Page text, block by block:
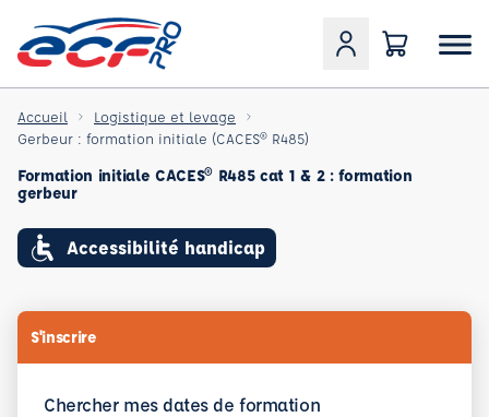
Accueil
Logistique et levage
Gerbeur : formation initiale (CACES® R485)
Formation initiale CACES® R485 cat 1 & 2 : formation
gerbeur
Accessibilité handicap
S'inscrire
Chercher mes dates de formation